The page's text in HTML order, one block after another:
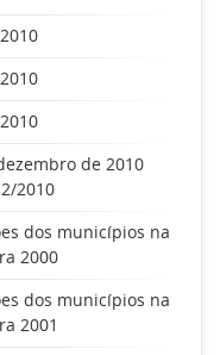
de 2010
2010
dos municípios na
2000
dos municípios na
2001